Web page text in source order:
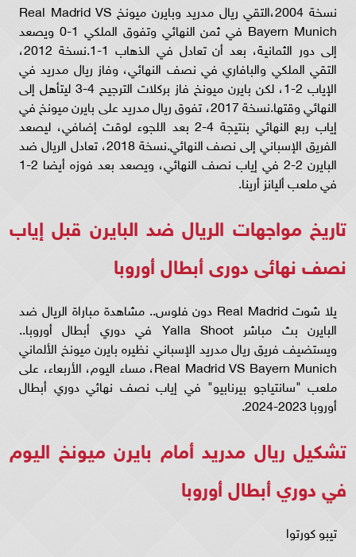
نسخة 2004،التقي ريال مدريد وبايرن ميونخ Real Madrid VS
Bayern Munich في ثمن النهائي وتفوق الملكي 1-0 ويصعد
إلى دور الثمانية، بعد أن تعادل في الذهاب 1-1.نسخة 2012،
التقي الملكي والبافاري في نصف النهائي، وفاز ريال مدريد في
الإياب 2-1، لكن بايرن ميونخ فاز بركلات الترجيح 4-3 ليتأهل إلى
النهائي وقتها.نسخة 2017، تفوق ريال مدريد على بايرن ميونخ في
إياب ربع النهائي بنتيجة 4-2 بعد اللجوء لوقت إضافي، ليصعد
الفريق الإسباني إلى نصف النهائي.نسخة 2018، تعادل الريال ضد
البايرن 2-2 في إياب نصف النهائي، ويصعد بعد فوزه أيضا 2-1
في ملعب أليانز أرينا.
تاريخ مواجهات الريال ضد البايرن قبل إياب
نصف نهائى دورى أبطال أوروبا
يلا شوت Real Madrid دون فلوس.. مشاهدة مباراة الريال ضد
البايرن بث مباشر Yalla Shoot في دوري أبطال أوروبا..
ويستضيف فريق ريال مدريد الإسباني نظيره بايرن ميونخ الألماني
Real Madrid VS Bayern Munich، مساء اليوم، الأربعاء، على
ملعب "سانتياجو بيرنابيو" في إياب نصف نهائي دوري أبطال
أوروبا 2023-2024.
تشكيل ريال مدريد أمام بايرن ميونخ اليوم
في دوري أبطال أوروبا
تيبو كورتوا